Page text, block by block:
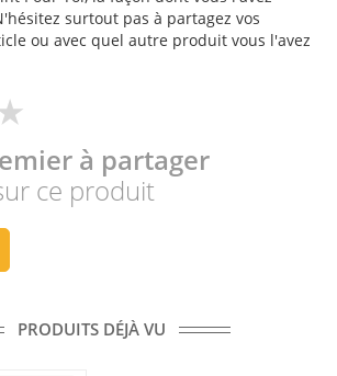
surtout pas à partagez vos
ou avec quel autre produit vous l'avez
à partager
ce produit
PRODUITS DÉJÀ VU